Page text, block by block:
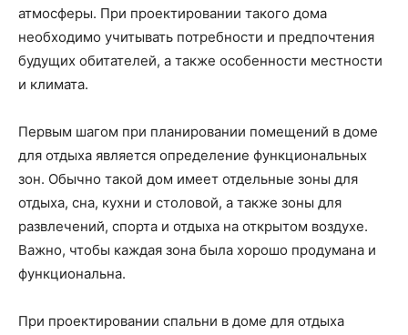
атмосферы. При проектировании такого дома
необходимо учитывать потребности и предпочтения
будущих обитателей, а также особенности местности
и климата.
Первым шагом при планировании помещений в доме
для отдыха является определение функциональных
зон. Обычно такой дом имеет отдельные зоны для
отдыха, сна, кухни и столовой, а также зоны для
развлечений, спорта и отдыха на открытом воздухе.
Важно, чтобы каждая зона была хорошо продумана и
функциональна.
При проектировании спальни в доме для отдыха